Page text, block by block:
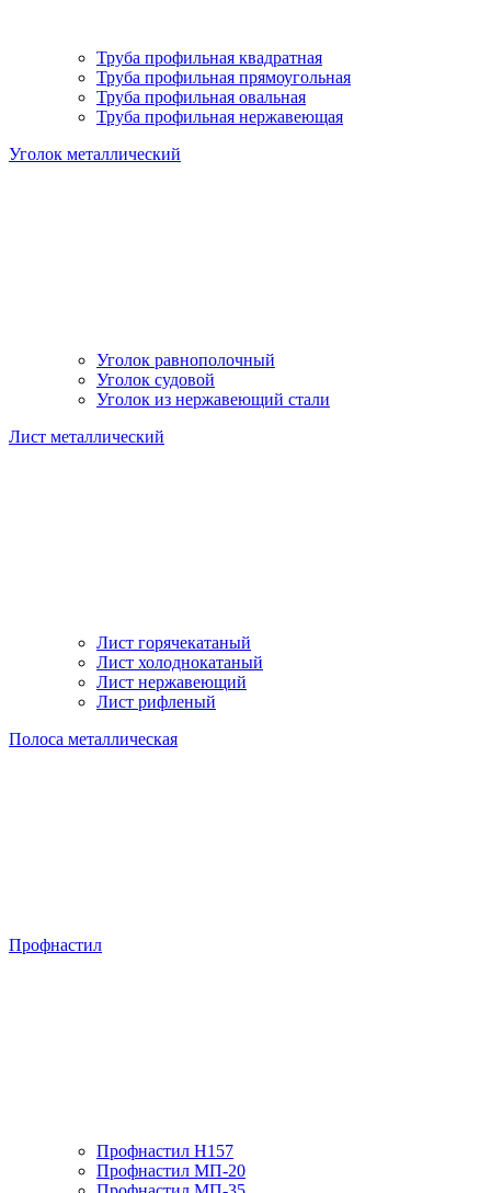
Труба профильная квадратная
Труба профильная прямоугольная
Труба профильная овальная
Труба профильная нержавеющая
Уголок металлический
Уголок равнополочный
Уголок судовой
Уголок из нержавеющий стали
Лист металлический
Лист горячекатаный
Лист холоднокатаный
Лист нержавеющий
Лист рифленый
Полоса металлическая
Профнастил
Профнастил H157
Профнастил МП-20